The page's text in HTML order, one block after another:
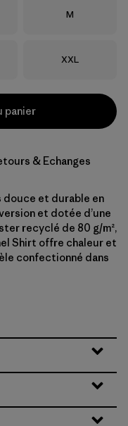
Taille
M
Taille
XXL
panier
& Echanges
douce et durable en
et dotée d’une
recyclé de 80 g/m²,
Shirt offre chaleur et
confectionné dans